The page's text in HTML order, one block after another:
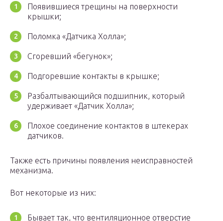
Появившиеся трещины на поверхности
крышки;
Поломка «Датчика Холла»;
Сгоревший «бегунок»;
Подгоревшие контакты в крышке;
Разбалтывающийся подшипник, который
удерживает «Датчик Холла»;
Плохое соединение контактов в штекерах
датчиков.
Также есть причины появления неисправностей
механизма.
Вот некоторые из них:
Бывает так, что вентиляционное отверстие